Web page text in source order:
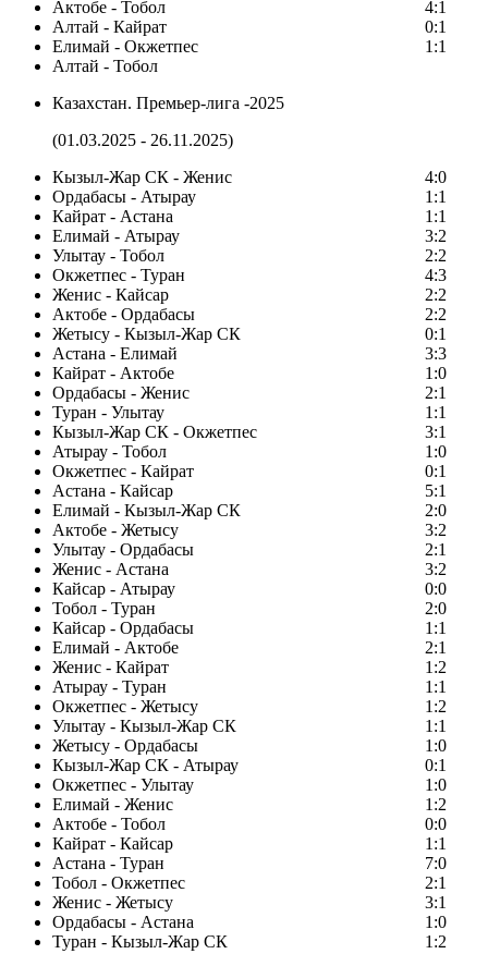
Актобе - Тобол
4:1
Алтай - Кайрат
0:1
Елимай - Окжетпес
1:1
Алтай - Тобол
Казахстан. Премьер-лига -2025
(01.03.2025 - 26.11.2025)
Кызыл-Жар СК - Женис
4:0
Ордабасы - Атырау
1:1
Кайрат - Астана
1:1
Елимай - Атырау
3:2
Улытау - Тобол
2:2
Окжетпес - Туран
4:3
Женис - Кайсар
2:2
Актобе - Ордабасы
2:2
Жетысу - Кызыл-Жар СК
0:1
Астана - Елимай
3:3
Кайрат - Актобе
1:0
Ордабасы - Женис
2:1
Туран - Улытау
1:1
Кызыл-Жар СК - Окжетпес
3:1
Атырау - Тобол
1:0
Окжетпес - Кайрат
0:1
Астана - Кайсар
5:1
Елимай - Кызыл-Жар СК
2:0
Актобе - Жетысу
3:2
Улытау - Ордабасы
2:1
Женис - Астана
3:2
Кайсар - Атырау
0:0
Тобол - Туран
2:0
Кайсар - Ордабасы
1:1
Елимай - Актобе
2:1
Женис - Кайрат
1:2
Атырау - Туран
1:1
Окжетпес - Жетысу
1:2
Улытау - Кызыл-Жар СК
1:1
Жетысу - Ордабасы
1:0
Кызыл-Жар СК - Атырау
0:1
Окжетпес - Улытау
1:0
Елимай - Женис
1:2
Актобе - Тобол
0:0
Кайрат - Кайсар
1:1
Астана - Туран
7:0
Тобол - Окжетпес
2:1
Женис - Жетысу
3:1
Ордабасы - Астана
1:0
Туран - Кызыл-Жар СК
1:2